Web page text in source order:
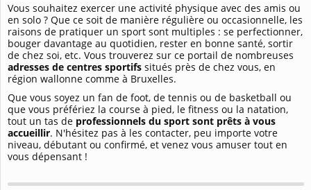
Vous souhaitez exercer une activité physique avec des amis ou
en solo ? Que ce soit de manière régulière ou occasionnelle, les
raisons de pratiquer un sport sont multiples : se perfectionner,
bouger davantage au quotidien, rester en bonne santé, sortir
de chez soi, etc. Vous trouverez sur ce portail de nombreuses
adresses de centres sportifs situés près de chez vous, en
région wallonne comme à Bruxelles.
Que vous soyez un fan de foot, de tennis ou de basketball ou
que vous préfériez la course à pied, le fitness ou la natation,
tout un tas de professionnels du sport sont prêts à vous
accueillir. N'hésitez pas à les contacter, peu importe votre
niveau, débutant ou confirmé, et venez vous amuser tout en
vous dépensant !